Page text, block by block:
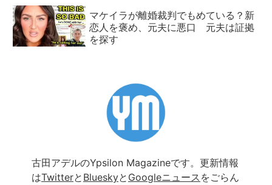
マケイラが離婚裁判でもめている？新
恋人を褒め、元夫に悪口 元夫は証拠
を探す
古田アデルのYpsilon Magazineです。更新情報
はTwitterと Blueskyと Googleニュース をごらん